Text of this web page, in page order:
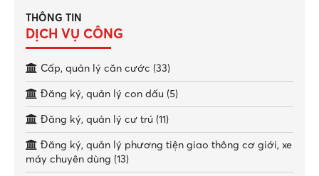
THÔNG TIN
DỊCH VỤ CÔNG
Cấp, quản lý căn cước (33)
Đăng ký, quản lý con dấu (5)
Đăng ký, quản lý cư trú (11)
Đăng ký, quản lý phương tiện giao thông cơ giới, xe
máy chuyên dùng (13)